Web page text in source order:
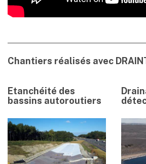
Chantiers réalisés avec
Etanchéité des
bassins autoroutiers